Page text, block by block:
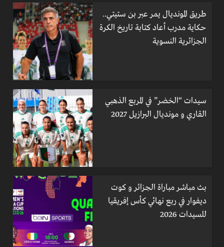
طريق المونديال يمر عبر بن ستيتي..
حكاية مدرب أعاد كتابة تاريخ الكرة
الجزائرية النسوية
سيدات “الخضر” في المربع الذهبي
القاري و مونديال البرازيل 2027
بث مباشر مباراة الجزائر و كوت
ديفوار في ربع نهائي كأس إفريقيا
للسيدات 2026